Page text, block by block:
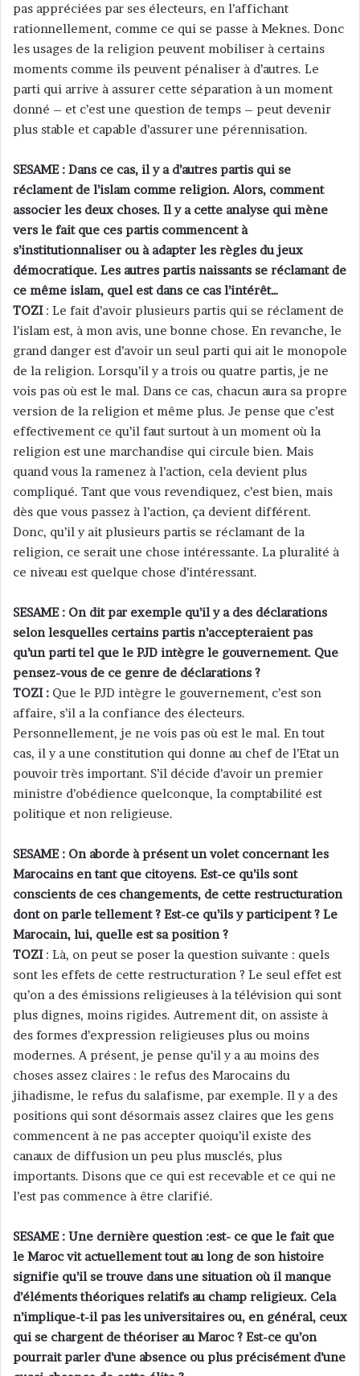
pas appréciées par ses électeurs, en l’affichant
rationnellement, comme ce qui se passe à Meknes. Donc
les usages de la religion peuvent mobiliser à certains
moments comme ils peuvent pénaliser à d’autres. Le
parti qui arrive à assurer cette séparation à un moment
donné – et c’est une question de temps – peut devenir
plus stable et capable d’assurer une pérennisation.
SESAME : Dans ce cas, il y a d’autres partis qui se
réclament de l’islam comme religion. Alors, comment
associer les deux choses. Il y a cette analyse qui mène
vers le fait que ces partis commencent à
s’institutionnaliser ou à adapter les règles du jeux
démocratique. Les autres partis naissants se réclamant de
ce même islam, quel est dans ce cas l’intérêt…
TOZI : Le fait d’avoir plusieurs partis qui se réclament de
l’islam est, à mon avis, une bonne chose. En revanche, le
grand danger est d’avoir un seul parti qui ait le monopole
de la religion. Lorsqu’il y a trois ou quatre partis, je ne
vois pas où est le mal. Dans ce cas, chacun aura sa propre
version de la religion et même plus. Je pense que c’est
effectivement ce qu’il faut surtout à un moment où la
religion est une marchandise qui circule bien. Mais
quand vous la ramenez à l’action, cela devient plus
compliqué. Tant que vous revendiquez, c’est bien, mais
dès que vous passez à l’action, ça devient différent.
Donc, qu’il y ait plusieurs partis se réclamant de la
religion, ce serait une chose intéressante. La pluralité à
ce niveau est quelque chose d’intéressant.
SESAME : On dit par exemple qu’il y a des déclarations
selon lesquelles certains partis n’accepteraient pas
qu’un parti tel que le PJD intègre le gouvernement. Que
pensez-vous de ce genre de déclarations ?
TOZI : Que le PJD intègre le gouvernement, c’est son
affaire, s’il a la confiance des électeurs.
Personnellement, je ne vois pas où est le mal. En tout
cas, il y a une constitution qui donne au chef de l’Etat un
pouvoir très important. S’il décide d’avoir un premier
ministre d’obédience quelconque, la comptabilité est
politique et non religieuse.
SESAME : On aborde à présent un volet concernant les
Marocains en tant que citoyens. Est-ce qu’ils sont
conscients de ces changements, de cette restructuration
dont on parle tellement ? Est-ce qu’ils y participent ? Le
Marocain, lui, quelle est sa position ?
TOZI: Là, on peut se poser la question suivante : quels
sont les effets de cette restructuration ? Le seul effet est
qu’on a des émissions religieuses à la télévision qui sont
plus dignes, moins rigides. Autrement dit, on assiste à
des formes d’expression religieuses plus ou moins
modernes. A présent, je pense qu’il y a au moins des
choses assez claires : le refus des Marocains du
jihadisme, le refus du salafisme, par exemple. Il y a des
positions qui sont désormais assez claires que les gens
commencent à ne pas accepter quoiqu’il existe des
canaux de diffusion un peu plus musclés, plus
importants. Disons que ce qui est recevable et ce qui ne
l’est pas commence à être clarifié.
SESAME : Une dernière question :est- ce que le fait que
le Maroc vit actuellement tout au long de son histoire
signifie qu’il se trouve dans une situation où il manque
d’éléments théoriques relatifs au champ religieux. Cela
n’implique-t-il pas les universitaires ou, en général, ceux
qui se chargent de théoriser au Maroc ? Est-ce qu’on
pourrait parler d’une absence ou plus précisément d’une